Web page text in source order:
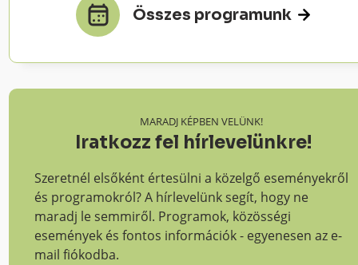
Összes programunk
MARADJ KÉPBEN VELÜNK!
Iratkozz fel hírlevelünkre!
Szeretnél elsőként értesülni a közelgő eseményekről
és programokról? A hírlevelünk segít, hogy ne
maradj le semmiről. Programok, közösségi
események és fontos információk - egyenesen az e-
mail fiókodba.